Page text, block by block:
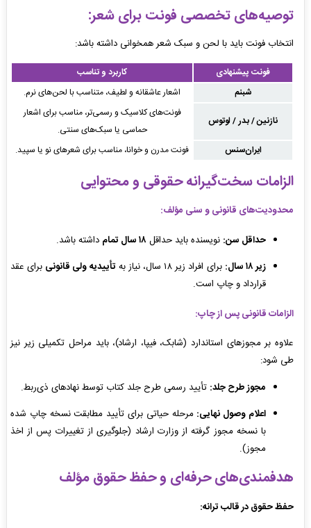
توصیه‌های تخصصی فونت برای شعر:
انتخاب فونت باید با لحن و سبک شعر همخوانی داشته باشد:
فونت پیشنهادی
کاربرد و تناسب
شبنم
اشعار عاشقانه و لطیف، متناسب با لحن‌های نرم.
نازنین / بدر / لوتوس
فونت‌های کلاسیک و رسمی‌تر، مناسب برای اشعار
حماسی یا سبک‌های سنتی.
ایران‌سنس
فونت مدرن و خوانا، مناسب برای شعرهای نو یا سپید.
الزامات سخت‌گیرانه حقوقی و محتوایی
محدودیت‌های قانونی و سنی مؤلف:
حداقل سن: نویسنده باید حداقل ۱۸ سال تمام
داشته باشد.
زیر ۱۸ سال:
برای افراد زیر ۱۸ سال، نیاز به تأییدیه ولی قانونی برای عقد
قرارداد و چاپ است.
الزامات قانونی پس از چاپ:
علاوه بر مجوزهای استاندارد (شابک، فیپا، ارشاد)، باید مراحل تکمیلی زیر نیز
طی شود:
مجوز طرح جلد: تأیید رسمی طرح جلد کتاب توسط نهادهای ذی‌ربط.
اعلام وصول نهایی: مرحله حیاتی برای تأیید مطابقت نسخه چاپ شده
با نسخه مجوز گرفته از وزارت ارشاد (جلوگیری از تغییرات پس از اخذ
مجوز).
هدفمندی‌های حرفه‌ای و حفظ حقوق مؤلف
حفظ حقوق در قالب ترانه: